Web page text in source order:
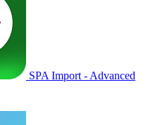
SPA Import - Advanced